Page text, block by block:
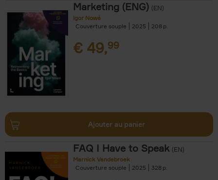
Marketing (ENG) (EN)
Igor Nowé
Couverture souple
2025 208
€ 49,99
Ajouter au panier
FAQ I Have to Speak (EN)
Marnick Vandebroek
Couverture souple
2025 328